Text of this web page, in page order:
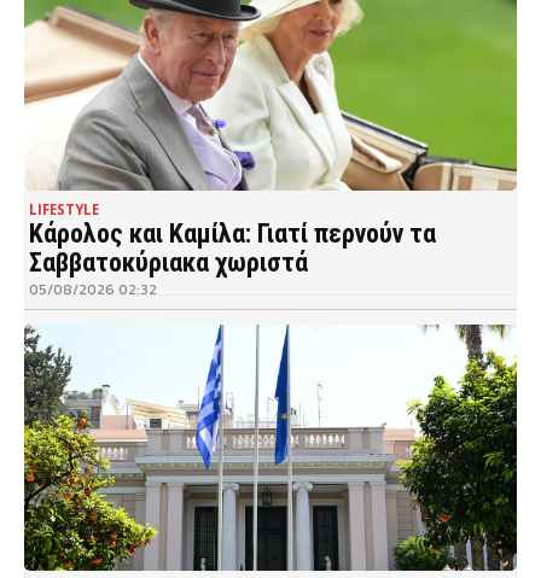
LIFESTYLE
Κάρολος και Καμίλα: Γιατί περνούν τα
Σαββατοκύριακα χωριστά
05/08/2026 02:32